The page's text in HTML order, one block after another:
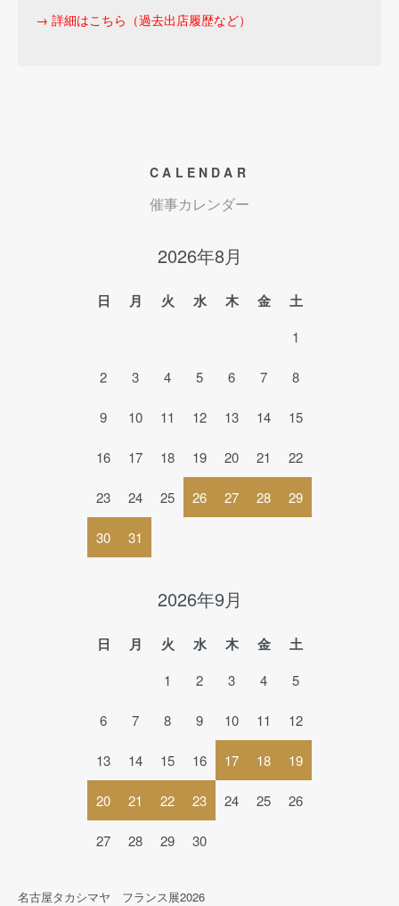
→ 詳細はこちら（過去出店履歴など）
CALENDAR
催事カレンダー
2026年8月
日 月 火 水 木 金 土
1
2 3 4 5 6 7 8
9 10 11 12 13 14 15
16 17 18 19 20 21 22
23 24 25 26 27 28 29
30 31
2026年9月
日 月 火 水 木 金 土
1 2 3 4 5
6 7 8 9 10 11 12
13 14 15 16 17 18 19
20 21 22 23 24 25 26
27 28 29 30
名古屋タカシマヤ フランス展2026